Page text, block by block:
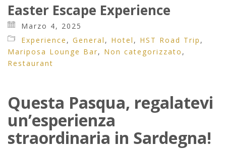
Easter Escape Experience
Marzo 4, 2025
Experience , General , Hotel , HST Road Trip ,
Mariposa Lounge Bar, Non categorizzato ,
Restaurant
Questa Pasqua, regalatevi
un’esperienza
straordinaria in Sardegna!